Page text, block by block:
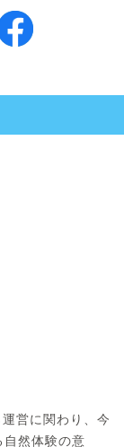
営に関わり、今
然体験の意